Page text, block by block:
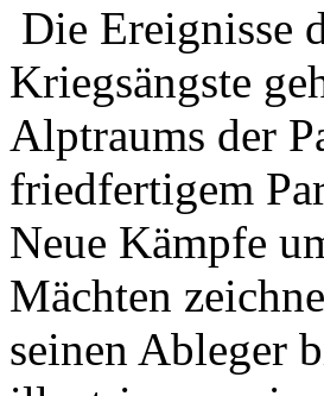
Die Ereignisse
Kriegsängste
Alptraums der
friedfertigem
Neue Kämpfe
Mächten
seinen Ableger